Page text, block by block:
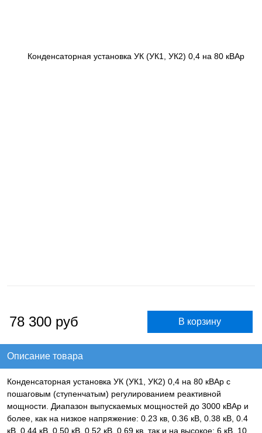
78 300 руб
Описание товара
Конденсаторная установка УК (УК1, УК2) 0,4 на 80 кВАр с
пошаговым (ступенчатым) регулированием реактивной
мощности. Диапазон выпускаемых мощностей до 3000 кВАр и
более, как на низкое напряжение: 0.23 кв, 0.36 кВ, 0.38 кВ, 0.4
кВ, 0.44 кВ, 0.50 кВ, 0.52 кВ, 0.69 кв, так и на высокое: 6 кВ, 10